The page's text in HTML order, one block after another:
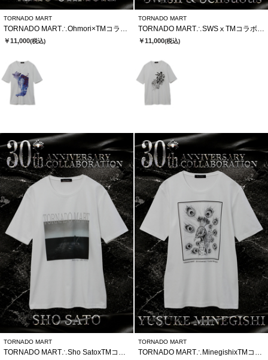
TORNADO MART
TORNADO MART∴Ohmori×TMコラボTシャツ
￥11,000(税込)
TORNADO MART
TORNADO MART∴SWSⅹTMコラボTシャツ
￥11,000(税込)
TORNADO MART
TORNADO MART∴Sho SatoxTMコラボTシャツ
TORNADO MART
TORNADO MART∴MinegishixTMコラボTシャツ